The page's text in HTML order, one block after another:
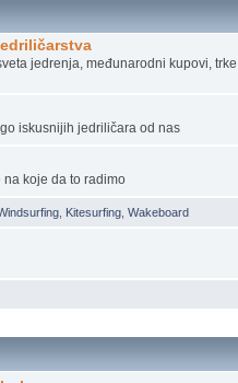
jedrenja, međunarodni kupovi, trke
iskusnijih jedriličara od nas
koje da to radimo
Kitesurfing Wakeboard